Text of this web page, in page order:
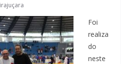
Foi
realiza
do
neste